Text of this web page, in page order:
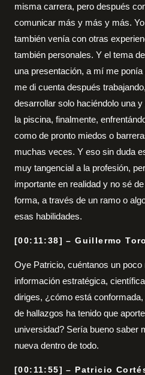
misma carrera, pero después
comunicar más y más y más.
también venía con otras
también personales. Y el tema
una presentación, a mí me
me di cuenta después
desarrollar solo haciéndolo una
la piscina, finalmente,
como de pronto miedos o
muchas veces. Y eso sin duda
muy tangencial a la profesión,
importante en realidad y no sé
forma, a través de un ramo o
esas habilidades.
[00:11:38] – Guillermo Toro
Oye Patricio, cuéntanos un poco
información estratégica,
diriges, ¿cómo está
de hallazgos ha tenido que
universidad? Sería bueno saber
nueva dentro de todo.
[00:11:55] – Patricio